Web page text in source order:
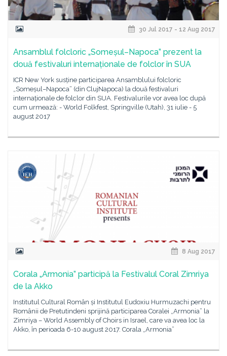
30 Jul 2017 - 12 Aug 2017
Ansamblul folcloric „Someșul–Napoca” prezent la
două festivaluri internaționale de folclor în SUA
ICR New York susține participarea Ansamblului folcloric
„Someșul–Napoca” (din ClujNapoca) la două festivaluri
internaționale de folclor din SUA. Festivalurile vor avea loc după
cum urmează: - World Folkfest, Springville (Utah), 31 iulie - 5
august 2017
8 Aug 2017
Corala „Armonia” participă la Festivalul Coral Zimriya
de la Akko
Institutul Cultural Român și Institutul Eudoxiu Hurmuzachi pentru
Românii de Pretutindeni sprijină participarea Coralei „Armonia” la
Zimriya – World Assembly of Choirs in Israel, care va avea loc la
Akko, în perioada 6-10 august 2017. Corala „Armonia”